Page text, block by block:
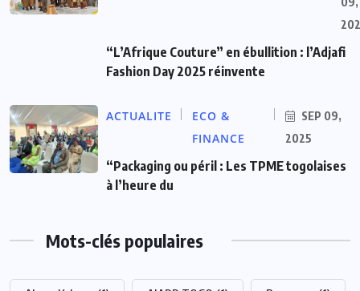
“L’Afrique Couture” en ébullition : l’Adjafi
Fashion Day 2025 réinvente
ACTUALITE
ECO &
FINANCE
SEP 09,
2025
“Packaging ou péril : Les TPME togolaises
à l’heure du
Mots-clés populaires